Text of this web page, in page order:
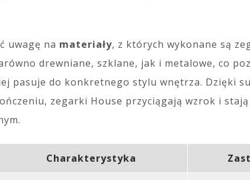
uwagę na materiały, z których wykonane są
drewniane, szklane, jak i metalowe, co
pasuje do konkretnego stylu wnętrza. Dzięki
zegarki House przyciągają wzrok i
Charakterystyka